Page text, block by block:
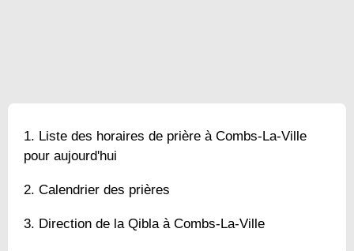
Liste des horaires de prière à Combs-La-Ville
pour aujourd'hui
Calendrier des prières
Direction de la Qibla à Combs-La-Ville